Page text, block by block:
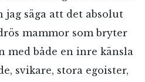
säga att det absolut
mammor som bryter
både en inre känsla
svikare, stora egoister,